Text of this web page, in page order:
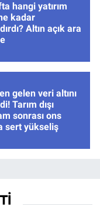
hangi yatırım
kadar
Altın açık ara
gelen veri altını
Tarım dışı
sonrası ons
sert yükseliş